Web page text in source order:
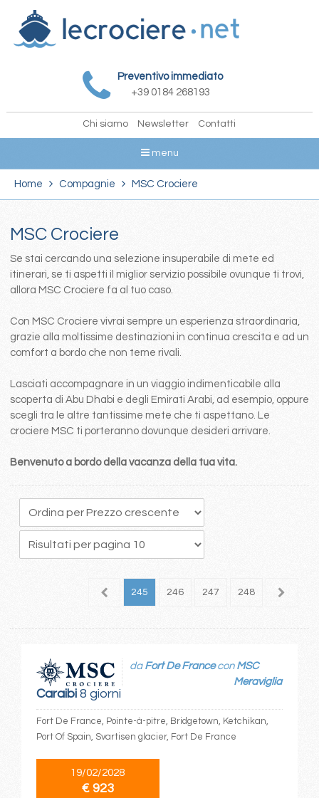
Preventivo immediato
+39 0184 268193
Chi siamo Newsletter Contatti
menu
Home Compagnie MSC Crociere
MSC Crociere
Se stai cercando una selezione insuperabile di mete ed
itinerari, se ti aspetti il miglior servizio possibile ovunque ti trovi,
allora MSC Crociere fa al tuo caso.
Con MSC Crociere vivrai sempre un esperienza straordinaria,
grazie alla moltissime destinazioni in continua crescita e ad un
comfort a bordo che non teme rivali.
Lasciati accompagnare in un viaggio indimenticabile alla
scoperta di Abu Dhabi e degli Emirati Arabi, ad esempio, oppure
scegli tra le altre tantissime mete che ti aspettano. Le
crociere MSC ti porteranno dovunque desideri arrivare.
Benvenuto a bordo della vacanza della tua vita.
244 245 246 247 248 249
Caraibi8 giorni
da Fort De Francecon MSC
Meraviglia
Fort De France, Pointe-à-pitre, Bridgetown, Ketchikan,
Port Of Spain, Svartisen glacier, Fort De France
19/02/2028
€ 923